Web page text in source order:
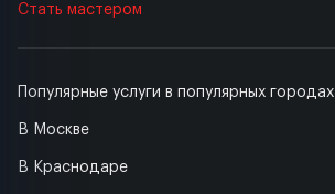
Популярные услуги в популярных городах
В Москве
В Краснодаре
Стать мастером